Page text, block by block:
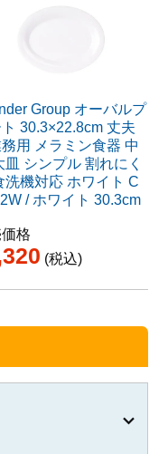
Group オーバルプ
ト 30.3×22.8cm 丈夫
用 メラミン食器 中
皿 シンプル 割れにく
洗機対応 ホワイト C
/ ホワイト 30.3cm
格
税込